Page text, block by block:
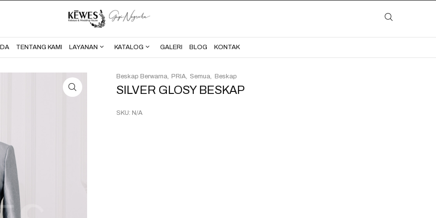
BERANDA KONTAK
TENTANG KAMI LAYANAN KATALOG GALERI BLOG KONTAK
SILVER GLOSY BESKAP
SKU: N/A
Beskap Berwarna PRIA Semua Beskap